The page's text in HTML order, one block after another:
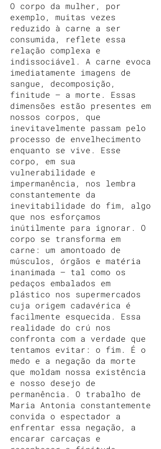
O corpo da mulher, por
exemplo, muitas vezes
reduzido à carne a ser
consumida, reflete essa
relação complexa e
indissociável. A carne evoca
imediatamente imagens de
sangue, decomposição,
finitude — a morte. Essas
dimensões estão presentes em
nossos corpos, que
inevitavelmente passam pelo
processo de envelhecimento
enquanto se vive. Esse
corpo, em sua
vulnerabilidade e
impermanência, nos lembra
constantemente da
inevitabilidade do fim, algo
que nos esforçamos
inútilmente para ignorar. O
corpo se transforma em
carne: um amontoado de
músculos, órgãos e matéria
inanimada — tal como os
pedaços embalados em
plástico nos supermercados
cuja origem cadavérica é
facilmente esquecida. Essa
realidade do crú nos
confronta com a verdade que
tentamos evitar: o fim. É o
medo e a negação da morte
que moldam nossa existência
e nosso desejo de
permanência. O trabalho de
Maria Antonia constantemente
convida o espectador a
enfrentar essa negação, a
encarar carcaças e